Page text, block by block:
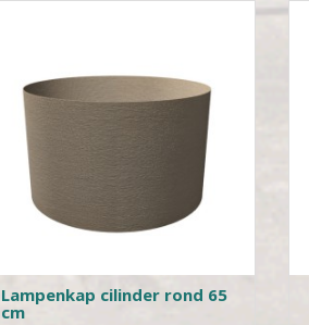
Lampenkap cilinder rond 65
cm